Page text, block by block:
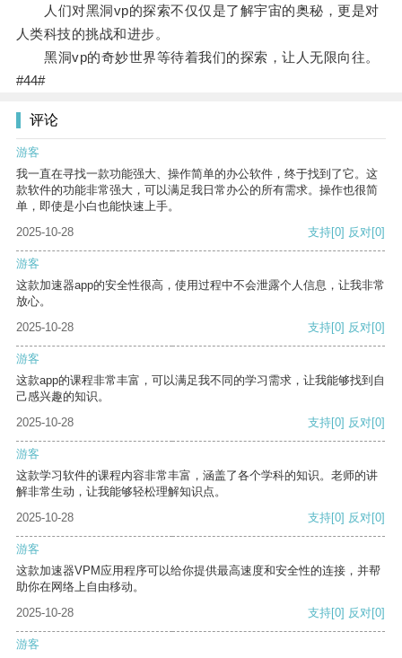
人们对黑洞vp的探索不仅仅是了解宇宙的奥秘，更是对
人类科技的挑战和进步。
黑洞vp的奇妙世界等待着我们的探索，让人无限向往。
#44#
评论
游客
我一直在寻找一款功能强大、操作简单的办公软件，终于找到了它。这
款软件的功能非常强大，可以满足我日常办公的所有需求。操作也很简
单，即使是小白也能快速上手。
2025-10-28
支持[0] 反对[0]
游客
这款加速器app的安全性很高，使用过程中不会泄露个人信息，让我非常
放心。
2025-10-28
支持[0] 反对[0]
游客
这款app的课程非常丰富，可以满足我不同的学习需求，让我能够找到自
己感兴趣的知识。
2025-10-28
支持[0] 反对[0]
游客
这款学习软件的课程内容非常丰富，涵盖了各个学科的知识。老师的讲
解非常生动，让我能够轻松理解知识点。
2025-10-28
支持[0] 反对[0]
游客
这款加速器VPM应用程序可以给你提供最高速度和安全性的连接，并帮
助你在网络上自由移动。
2025-10-28
支持[0] 反对[0]
游客